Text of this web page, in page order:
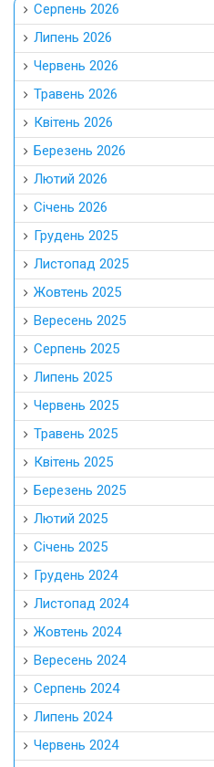
Серпень 2026
Липень 2026
Червень 2026
Травень 2026
Квітень 2026
Березень 2026
Лютий 2026
Січень 2026
Грудень 2025
Листопад 2025
Жовтень 2025
Вересень 2025
Серпень 2025
Липень 2025
Червень 2025
Травень 2025
Квітень 2025
Березень 2025
Лютий 2025
Січень 2025
Грудень 2024
Листопад 2024
Жовтень 2024
Вересень 2024
Серпень 2024
Липень 2024
Червень 2024